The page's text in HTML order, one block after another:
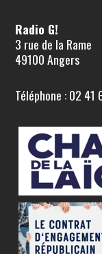
Radio G!
3 rue de la Rame
49100 Angers
Téléphone : 02 41